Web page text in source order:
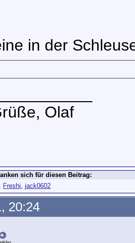
in der
Olaf
sich für diesen Beitrag:
, Freshi, jack0602
20:24